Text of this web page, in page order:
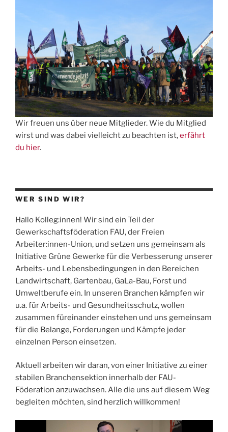
Wir freuen uns über neue Mitglieder. Wie du Mitglied
wirst und was dabei vielleicht zu beachten ist,erfährt
du hier.
WER SIND WIR?
Hallo Kolleg:innen! Wir sind ein Teil der
Gewerkschaftsföderation FAU, der Freien
Arbeiter:innen-Union, und setzen uns gemeinsam als
Initiative Grüne Gewerke für die Verbesserung unserer
Arbeits- und Lebensbedingungen in den Bereichen
Landwirtschaft, Gartenbau, GaLa-Bau, Forst und
Umweltberufe ein. In unseren Branchen kämpfen wir
u.a. für Arbeits- und Gesundheitsschutz, wollen
zusammen füreinander einstehen und uns gemeinsam
für die Belange, Forderungen und Kämpfe jeder
einzelnen Person einsetzen.
Aktuell arbeiten wir daran, von einer Initiative zu einer
stabilen Branchensektion innerhalb der FAU-
Föderation anzuwachsen. Alle die uns auf diesem Weg
begleiten möchten, sind herzlich willkommen!